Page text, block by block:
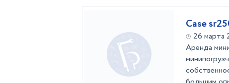
Case
26 марта
Аренда